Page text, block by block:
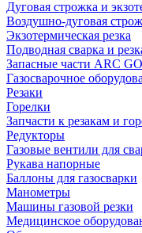
Дуговая строжка и
Воздушно-дуговая
Экзотермическая резка
Подводная сварка и
Запасные части ARC
Газосварочное
Резаки
Горелки
Запчасти к резакам и
Редукторы
Газовые вентили для
Рукава напорные
Баллоны для газосварки
Манометры
Машины газовой резки
Медицинское